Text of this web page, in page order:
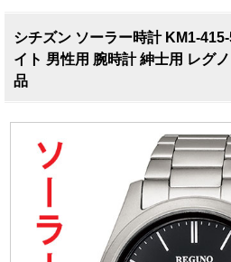
シチズン ソーラー時計 KM1-
イト 男性用 腕時計 紳士用 レグ
品